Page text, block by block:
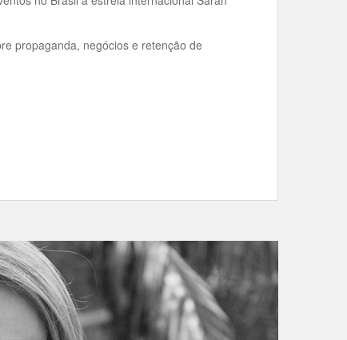
propaganda, negócios e retenção de